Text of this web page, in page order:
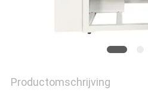
Productomschrijving